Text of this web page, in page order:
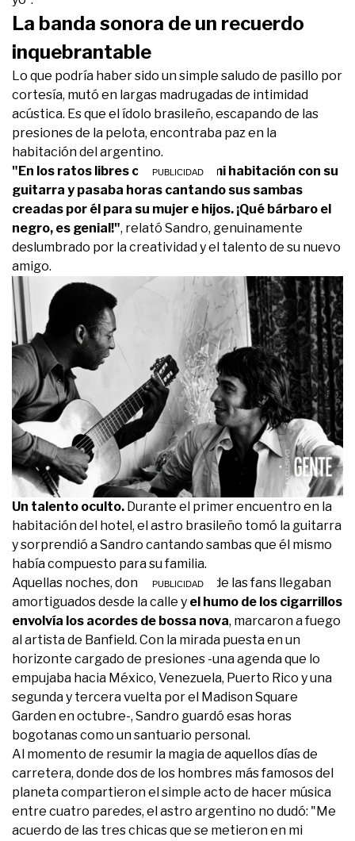
La banda sonora de un recuerdo
inquebrantable
Lo que podría haber sido un simple saludo de pasillo por
cortesía, mutó en largas madrugadas de intimidad
acústica. Es que el ídolo brasileño, escapando de las
presiones de la pelota, encontraba paz en la
habitación del argentino.
"En los ratos libres corría hasta mi habitación con su
guitarra y pasaba horas cantando sus sambas
creadas por él para su mujer e hijos. ¡Qué bárbaro el
negro, es genial!", relató Sandro, genuinamente
deslumbrado por la creatividad y el talento de su nuevo
amigo.
Un talento oculto. Durante el primer encuentro en la
habitación del hotel, el astro brasileño tomó la guitarra
y sorprendió a Sandro cantando sambas que él mismo
había compuesto para su familia.
Aquellas noches, donde los gritos de las fans llegaban
amortiguados desde la calle y el humo de los cigarrillos
envolvía los acordes de bossa nova, marcaron a fuego
al artista de Banfield. Con la mirada puesta en un
horizonte cargado de presiones -una agenda que lo
empujaba hacia México, Venezuela, Puerto Rico y una
segunda y tercera vuelta por el Madison Square
Garden en octubre-, Sandro guardó esas horas
bogotanas como un santuario personal.
Al momento de resumir la magia de aquellos días de
carretera, donde dos de los hombres más famosos del
planeta compartieron el simple acto de hacer música
entre cuatro paredes, el astro argentino no dudó: "Me
acuerdo de las tres chicas que se metieron en mi